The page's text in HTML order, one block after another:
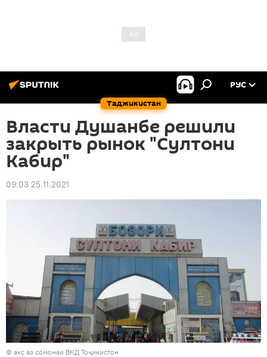
Таджикистан
РУС
Власти Душанбе решили
закрыть рынок "Султони
Кабир"
09:03 25.11.2021
© акс аз сомонаи ВКД Тоҷикистон